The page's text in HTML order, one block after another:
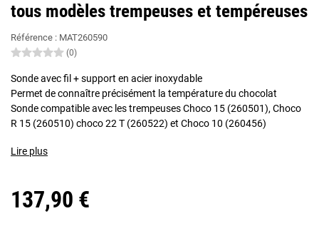
tous modèles trempeuses et tempéreuses
Référence : MAT260590
(0)
Sonde avec fil + support en acier inoxydable
Permet de connaître précisément la température du chocolat
Sonde compatible avec les trempeuses Choco 15 (260501), Choco
R 15 (260510) choco 22 T (260522) et Choco 10 (260456)
Lire plus
137,90 €